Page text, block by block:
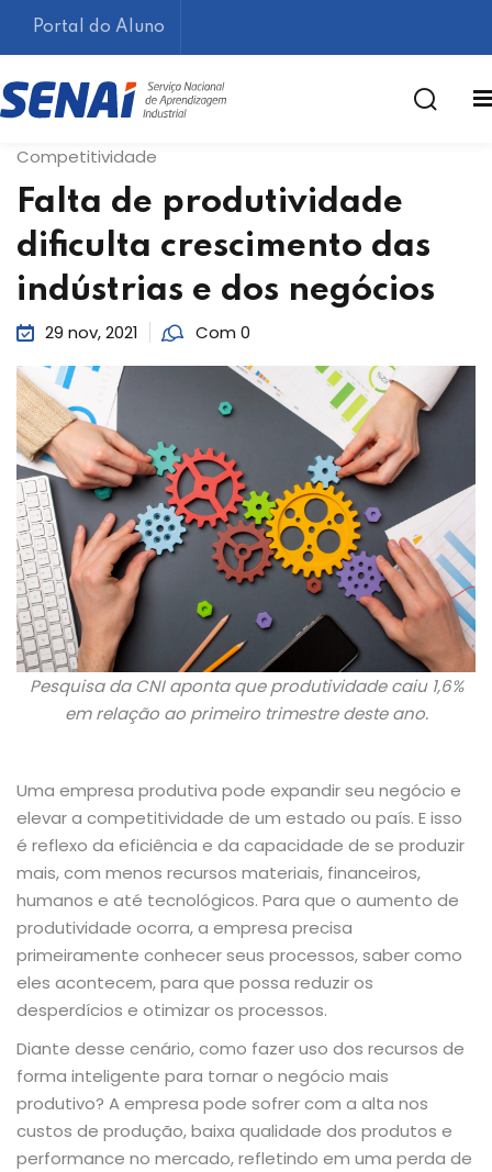
Portal do Aluno
Competitividade
Falta de produtividade
dificulta crescimento das
indústrias e dos negócios
29 nov, 2021 Com 0
Pesquisa da CNI aponta que produtividade caiu 1,6%
em relação ao primeiro trimestre deste ano.
Uma empresa produtiva pode expandir seu negócio e
elevar a competitividade de um estado ou país. E isso
é reflexo da eficiência e da capacidade de se produzir
mais, com menos recursos materiais, financeiros,
humanos e até tecnológicos. Para que o aumento de
produtividade ocorra, a empresa precisa
primeiramente conhecer seus processos, saber como
eles acontecem, para que possa reduzir os
desperdícios e otimizar os processos.
Diante desse cenário, como fazer uso dos recursos de
forma inteligente para tornar o negócio mais
produtivo? A empresa pode sofrer com a alta nos
custos de produção, baixa qualidade dos produtos e
performance no mercado, refletindo em uma perda de
Lembrar-me Esqueceu sua senha?